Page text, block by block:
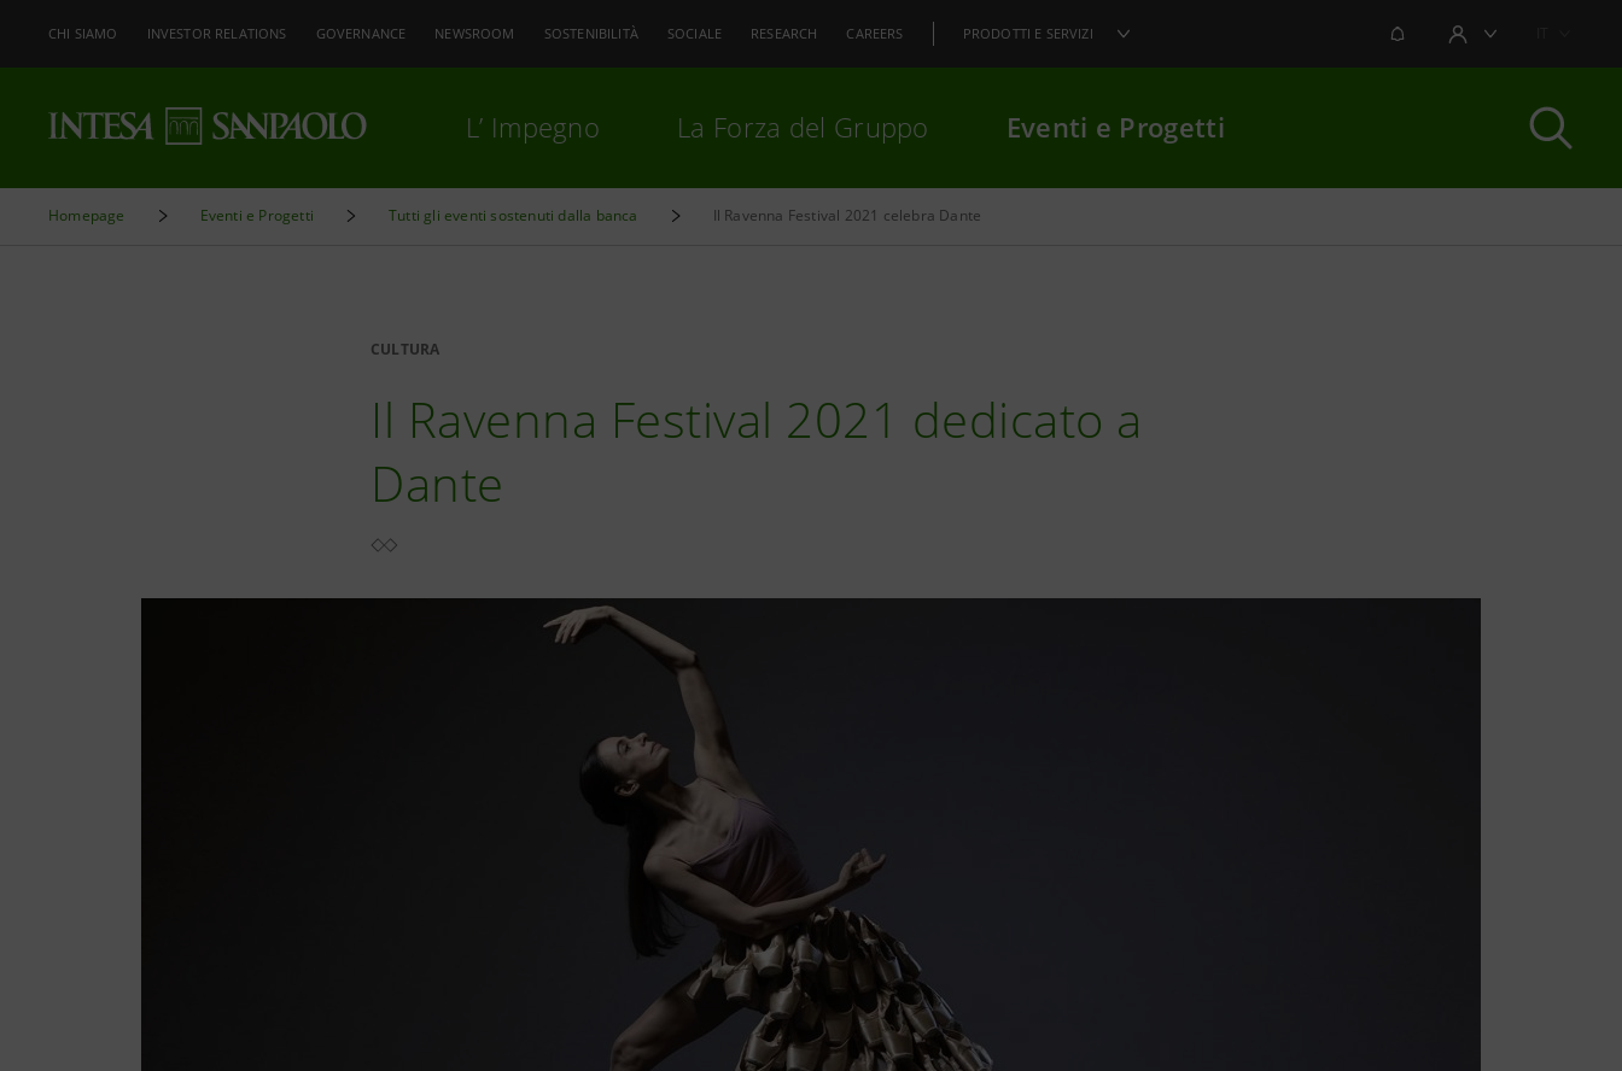
CHI SIAMO INVESTOR RELATIONS GOVERNANCE NEWSROOM SOSTENIBILITÀ SOCIALE RESEARCH CAREERS PRODOTTI E SERVIZI NOTIFICHEAREA UTENTE
L’ Impegno La Forza del Gruppo Eventi e Progetti
Homepage Eventi e Progetti Tutti gli eventi sostenuti dalla banca Il Ravenna Festival 2021 celebra Dante
CULTURA
Il Ravenna Festival 2021 dedicato a
Dante